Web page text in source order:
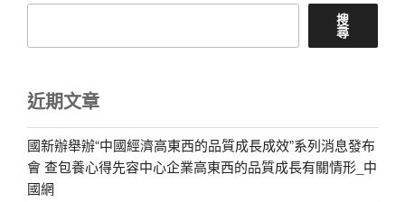
搜
尋
近期文章
國新辦舉辦“中國經濟高東西的品質成長成效”系列消息發布
會 查包養心得先容中心企業高東西的品質成長有關情形_中
國網